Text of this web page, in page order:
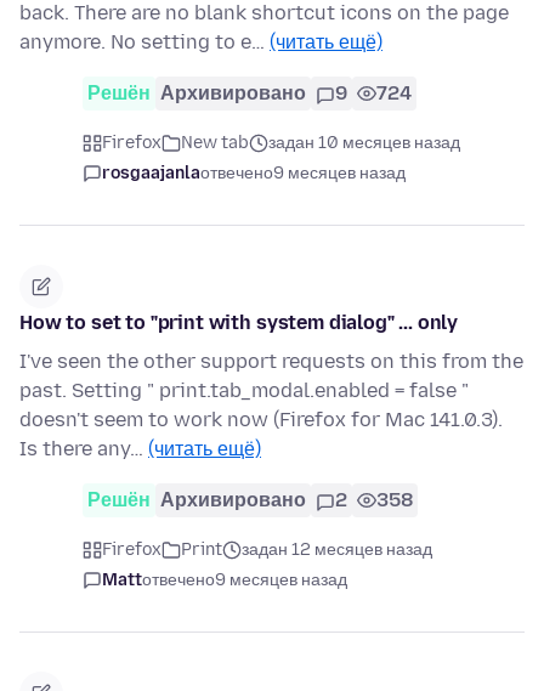
back. There are no blank shortcut icons on the page
anymore. No setting to e… (читать ещё)
Решён Архивировано 9 724
Firefox New tab
задан 10 месяцев назад
rosgaajanlaотвечено9 месяцев назад
How to set to "print with system dialog" ... only
I've seen the other support requests on this from the
past. Setting " print.tab_modal.enabled = false "
doesn't seem to work now (Firefox for Mac 141.0.3).
Is there any… (читать ещё)
Решён Архивировано 2 358
Firefox Print
задан 12 месяцев назад
Mattотвечено9 месяцев назад